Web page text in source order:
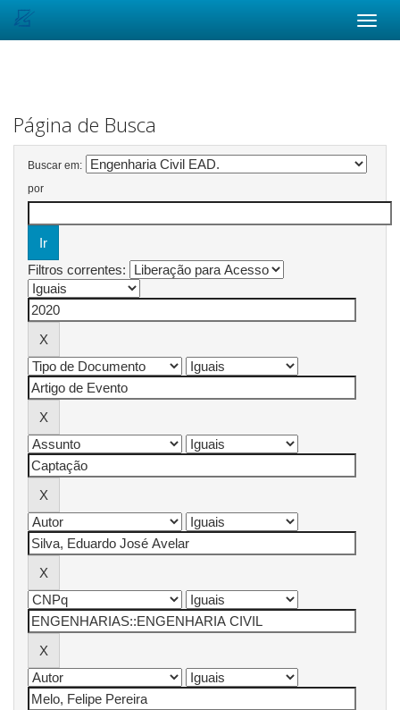
Página de Busca
Buscar em:
por
Filtros correntes: